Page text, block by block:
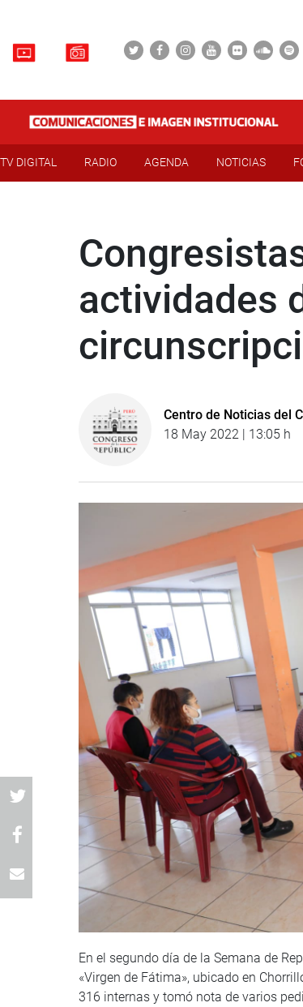
TV DIGITAL RADIO AGENDA NOTICIAS
actividades
Centro de Noticias del
18 May 2022 | 13:05 h
En el segundo día de la Semana de
«Virgen de Fátima», ubicado en
316 internas y tomó nota de varios